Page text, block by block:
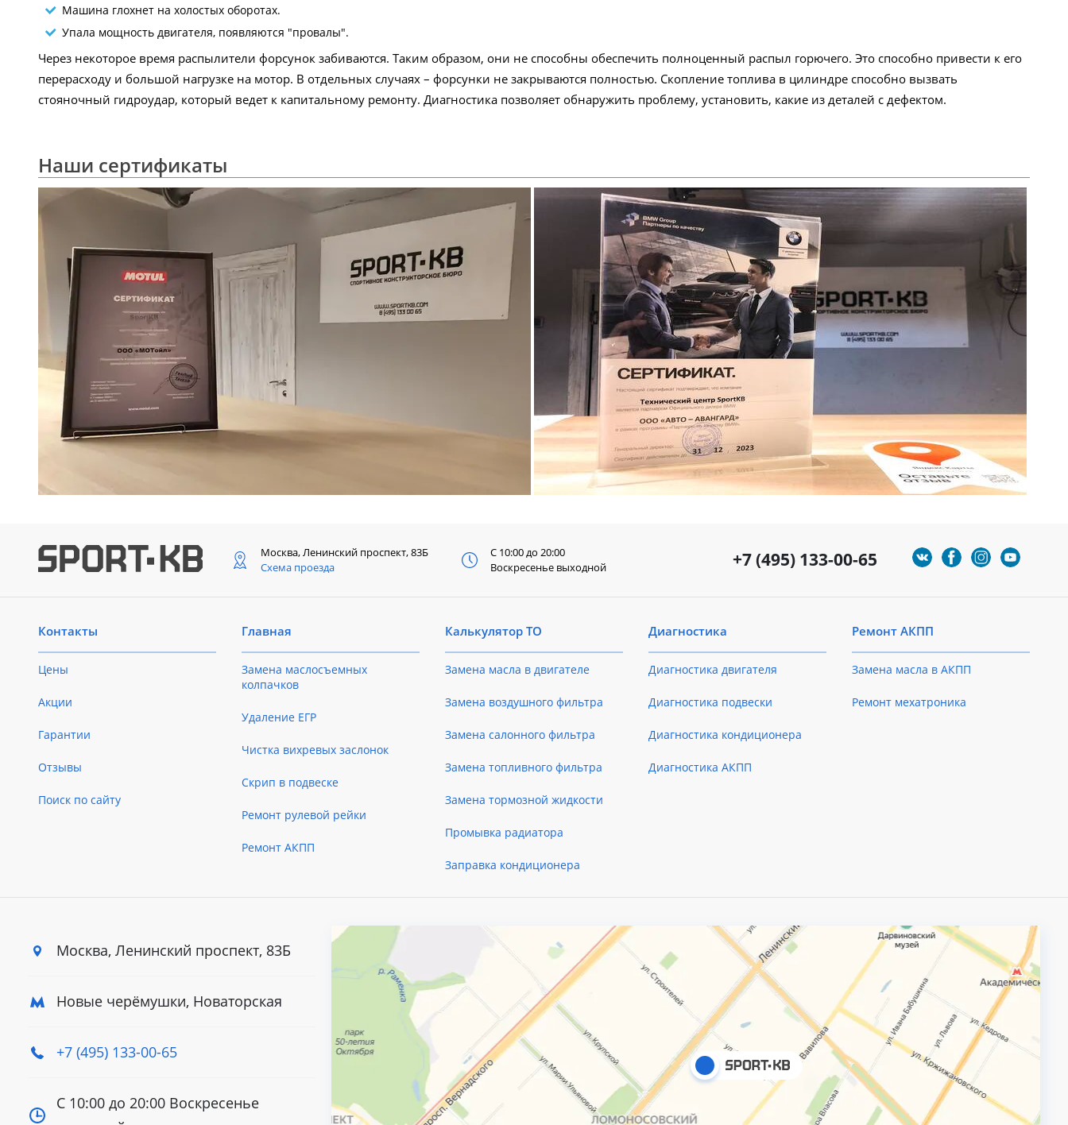
Машина глохнет на холостых оборотах.
Упала мощность двигателя, появляются "провалы".
Через некоторое время распылители форсунок забиваются. Таким образом, они не способны обеспечить полноценный распыл горючего. Это способно привести к его
перерасходу и большой нагрузке на мотор. В отдельных случаях – форсунки не закрываются полностью. Скопление топлива в цилиндре способно вызвать
стояночный гидроудар, который ведет к капитальному ремонту. Диагностика позволяет обнаружить проблему, установить, какие из деталей с дефектом.
Наши сертификаты
+7 (495) 133-00-65
Москва, Ленинский проспект, 83Б
Схема проезда
С 10:00 до 20:00
Воскресенье выходной
Контакты
Цены
Акции
Гарантии
Отзывы
Поиск по сайту
Главная
Замена маслосъемных
колпачков
Удаление ЕГР
Чистка вихревых заслонок
Скрип в подвеске
Ремонт рулевой рейки
Ремонт АКПП
Калькулятор ТО
Замена масла в двигателе
Замена воздушного фильтра
Замена салонного фильтра
Замена топливного фильтра
Замена тормозной жидкости
Промывка радиатора
Заправка кондиционера
Диагностика
Диагностика двигателя
Диагностика подвески
Диагностика кондиционера
Диагностика АКПП
Ремонт АКПП
Замена масла в АКПП
Ремонт мехатроника
Москва, Ленинский проспект, 83Б
Новые черёмушки, Новаторская
+7 (495) 133-00-65
С 10:00 до 20:00 Воскресенье